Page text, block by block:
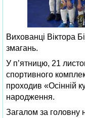
Вихованці Віктора
змагань.
У п’ятницю, 21
спортивного
проходив «Осінній
народження.
Загалом за головну